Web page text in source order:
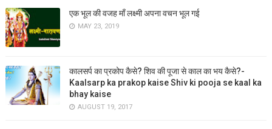
एक भूल की वजह माँ लक्ष्मी अपना वचन भूल गई
MAY 23, 2019
कालसर्प का प्रकोप कैसे? शिव की पूजा से काल का भय कैसे?-
Kaalsarp ka prakop kaise Shiv ki pooja se kaal ka
bhay kaise
AUGUST 19, 2017